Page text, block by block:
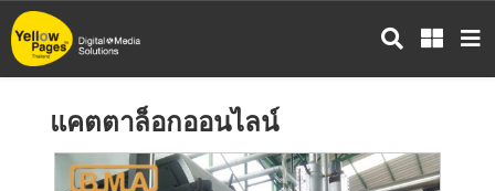
ข้าม
ไป
แคตตาล็อกออนไลน์